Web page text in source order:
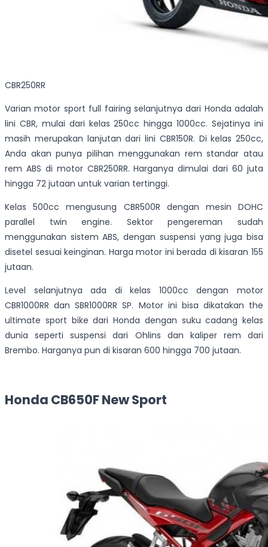
CBR250RR
Varian motor sport full fairing selanjutnya dari Honda adalah
lini CBR, mulai dari kelas 250cc hingga 1000cc. Sejatinya ini
masih merupakan lanjutan dari lini CBR150R. Di kelas 250cc,
Anda akan punya pilihan menggunakan rem standar atau
rem ABS di motor CBR250RR. Harganya dimulai dari 60 juta
hingga 72 jutaan untuk varian tertinggi.
Kelas 500cc mengusung CBR500R dengan mesin DOHC
parallel twin engine. Sektor pengereman sudah
menggunakan sistem ABS, dengan suspensi yang juga bisa
disetel sesuai keinginan. Harga motor ini berada di kisaran 155
jutaan.
Level selanjutnya ada di kelas 1000cc dengan motor
CBR1000RR dan SBR1000RR SP. Motor ini bisa dikatakan the
ultimate sport bike dari Honda dengan suku cadang kelas
dunia seperti suspensi dari Ohlins dan kaliper rem dari
Brembo. Harganya pun di kisaran 600 hingga 700 jutaan.
Honda CB650F New Sport